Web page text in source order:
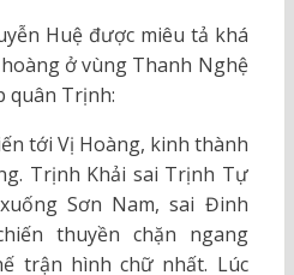
Huệ được miêu tả khá
ở vùng Thanh Nghệ
quân Trịnh:
tới Vị Hoàng, kinh thành
Trịnh Khải sai Trịnh Tự
Sơn Nam, sai Đinh
thuyền chặn ngang
trận hình chữ nhất. Lúc